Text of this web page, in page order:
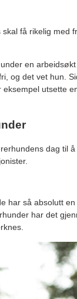
få rikelig med
en
og det vet hun.
utsette
dag til
har så absolutt
har det